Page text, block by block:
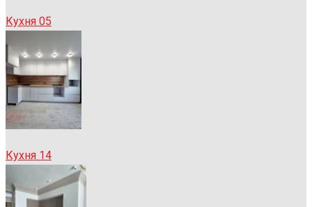
Кухня 05
Кухня 14